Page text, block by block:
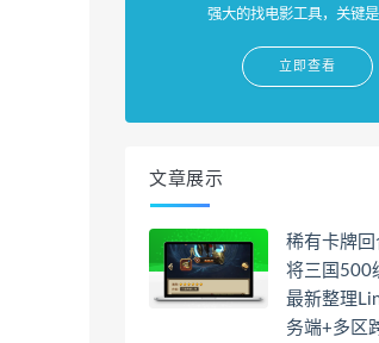
强大的找电影工具，关键
立即查看
文章展示
稀有卡牌
将三国500
最新整理
务端+多区